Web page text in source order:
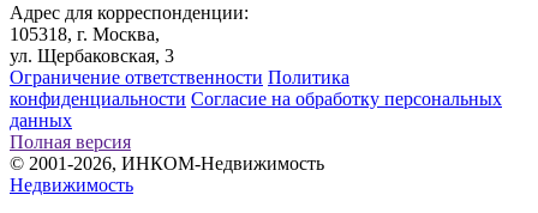
Адрес для корреспонденции:
105318, г. Москва,
ул. Щербаковская, 3
Ограничение ответственности Политика
конфиденциальности Согласие на обработку персональных
данных
Полная версия
© 2001-2026, ИНКОМ-Недвижимость
Недвижимость